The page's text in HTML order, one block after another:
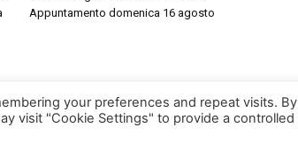
Appuntamento domenica 16 agosto
your preferences and repeat visits. By
visit "Cookie Settings" to provide a controlled